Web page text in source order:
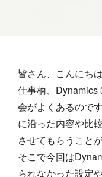
皆さん、こんにちは
仕事柄、Dynamics
会がよくあるので
に沿った内容や比
させてもらうこと
そこで今回は
られなかった設定